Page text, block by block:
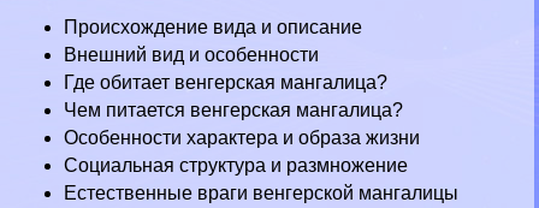
Происхождение вида и описание
Внешний вид и особенности
Где обитает венгерская мангалица?
Чем питается венгерская мангалица?
Особенности хаpaктера и образа жизни
Социальная структура и размножение
Естественные враги венгерской мангалицы